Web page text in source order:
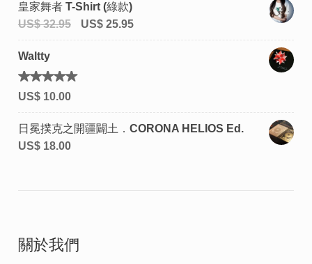
皇家舞者 T-Shirt (綠款)
US$32.95 US$25.95
Waltty
評分
5.00滿
US$10.00
日冕撲克之開疆闢土．CORONA HELIOS Ed.
US$18.00
關於我們